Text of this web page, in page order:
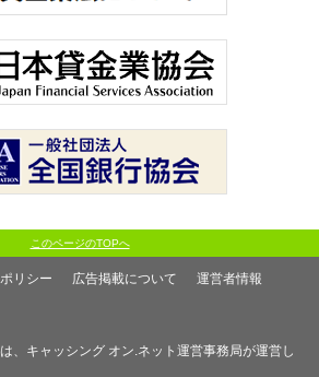
このページのTOPへ
リシー 広告掲載について 運営者情報
、キャッシング オン.ネット運営事務局が運営し